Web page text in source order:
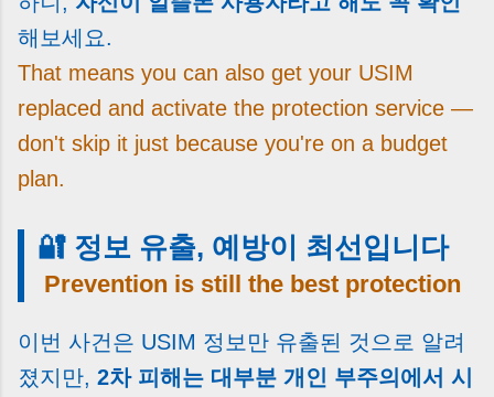
해보세요.
That means you can also get your USIM
replaced and activate the protection service —
don't skip it just because you're on a budget
plan.
🔐 정보 유출, 예방이 최선입니다
Prevention is still the best protection
이번 사건은 USIM 정보만 유출된 것으로 알려
졌지만, 2차 피해는 대부분 개인 부주의에서 시